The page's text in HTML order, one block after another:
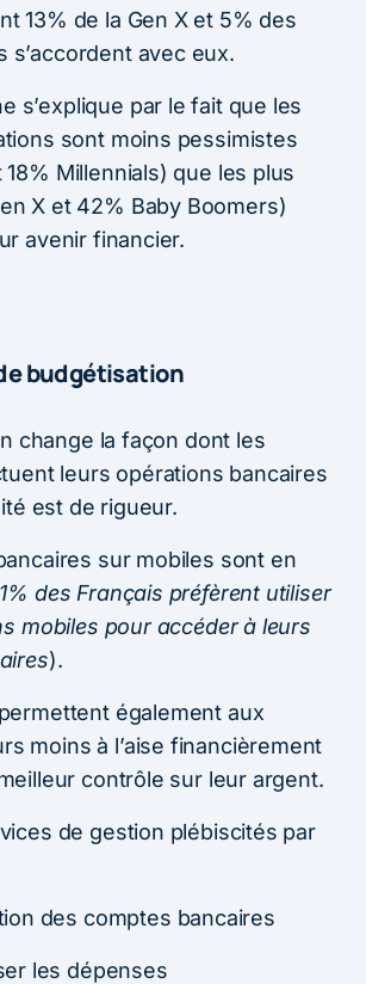
13% de la Gen X et 5% des
s’accordent avec eux.
s’explique par le fait que les
sont moins pessimistes
18% Millennials) que les plus
X et 42% Baby Boomers)
avenir financier.
budgétisation
change la façon dont les
leurs opérations bancaires
est de rigueur.
sur mobiles sont en
des Français préfèrent utiliser
mobiles pour accéder à leurs
).
également aux
moins à l’aise financièrement
contrôle sur leur argent.
de gestion plébiscités par
des comptes bancaires
les dépenses